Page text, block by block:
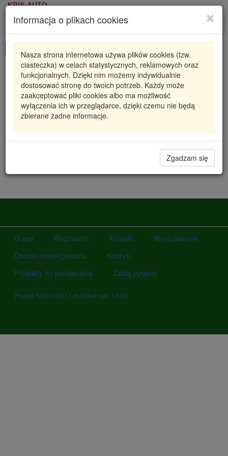
KRIS-AUTO
Informacja o plikach cookies
Nasza strona internetowa używa plików cookies (tzw.
ciasteczka) w celach statystycznych, reklamowych oraz
funkcjonalnych. Dzięki nim możemy indywidualnie
dostosować stronę do twoich potrzeb. Każdy może
zaakceptować pliki cookies albo ma możliwość
wyłączenia ich w przeglądarce, dzięki czemu nie będą
zbierane żadne informacje.
Zgadzam się
Karta produktu
MC10404 METALCAUCHO
OSŁONA PRZEGUBU WEWN.
63,36 zł
Filia Lublin 0
O nas Regulamin Kontakt
Wyszukiwanie
Ostatni model pojazdu
Koszyk
Produkty do porównania
Zadaj pytanie
Projekt: NIKO ©2017 dataWeb ver. 1.0.84